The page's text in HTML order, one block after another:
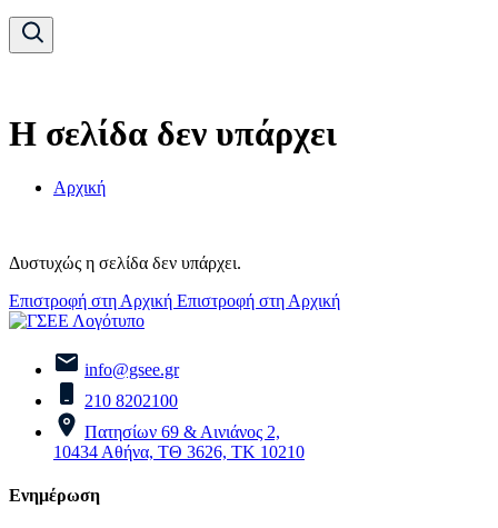
Η σελίδα δεν υπάρχει
Αρχική
Δυστυχώς η σελίδα δεν υπάρχει.
Επιστροφή στη Αρχική Επιστροφή στη Αρχική
info@gsee.gr
210 8202100
Πατησίων 69 & Αινιάνος 2,
10434 Αθήνα, ΤΘ 3626, ΤΚ 10210
Ενημέρωση